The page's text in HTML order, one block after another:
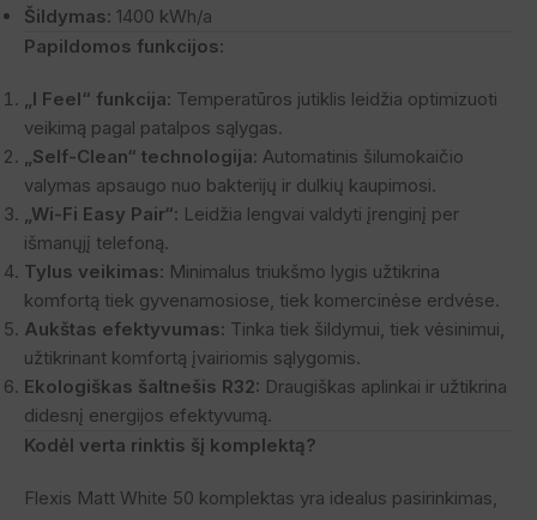
Šildymas: 1400 kWh/a
Papildomos funkcijos:
„I Feel“ funkcija: Temperatūros jutiklis leidžia optimizuoti
veikimą pagal patalpos sąlygas.
„Self-Clean“ technologija: Automatinis šilumokaičio
valymas apsaugo nuo bakterijų ir dulkių kaupimosi.
„Wi-Fi Easy Pair“: Leidžia lengvai valdyti įrenginį per
išmanųjį telefoną.
Tylus veikimas: Minimalus triukšmo lygis užtikrina
komfortą tiek gyvenamosiose, tiek komercinėse erdvėse.
Aukštas efektyvumas: Tinka tiek šildymui, tiek vėsinimui,
užtikrinant komfortą įvairiomis sąlygomis.
Ekologiškas šaltnešis R32: Draugiškas aplinkai ir užtikrina
didesnį energijos efektyvumą.
Kodėl verta rinktis šį komplektą?
Flexis Matt White 50 komplektas yra idealus pasirinkimas,